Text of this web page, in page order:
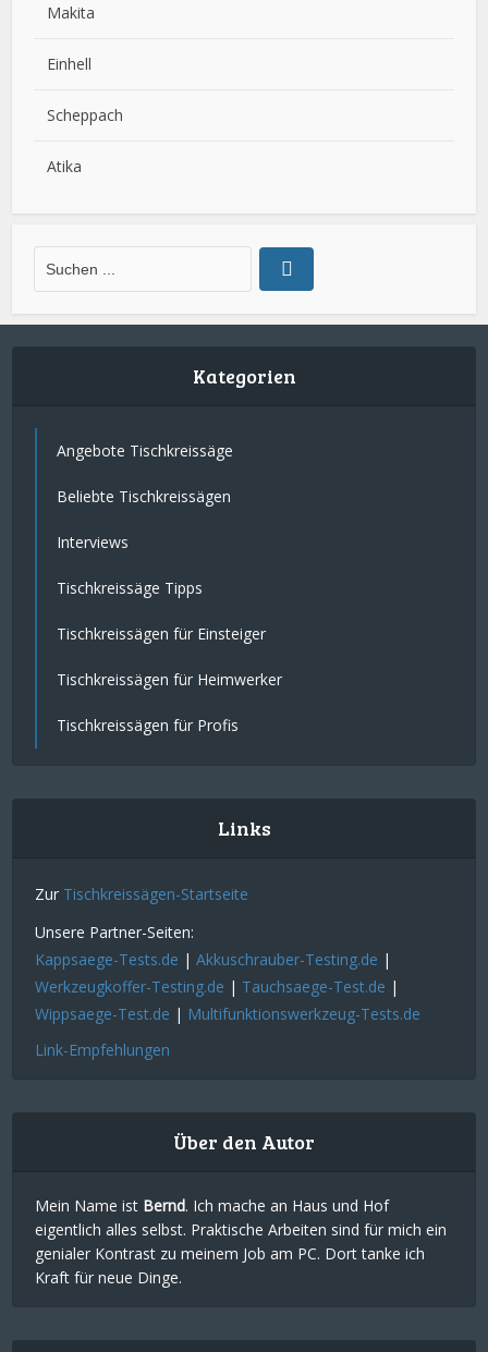
Makita
Einhell
Scheppach
Atika
Kategorien
Angebote Tischkreissäge
Beliebte Tischkreissägen
Interviews
Tischkreissäge Tipps
Tischkreissägen für Einsteiger
Tischkreissägen für Heimwerker
Tischkreissägen für Profis
Links
Zur Tischkreissägen-Startseite
Unsere Partner-Seiten:
Kappsaege-Tests.de |Akkuschrauber-Testing.de |
Werkzeugkoffer-Testing.de | Tauchsaege-Test.de |
Wippsaege-Test.de | Multifunktionswerkzeug-Tests.de
Link-Empfehlungen
Über den Autor
Mein Name ist Bernd. Ich mache an Haus und Hof
eigentlich alles selbst. Praktische Arbeiten sind für mich ein
genialer Kontrast zu meinem Job am PC. Dort tanke ich
Kraft für neue Dinge.